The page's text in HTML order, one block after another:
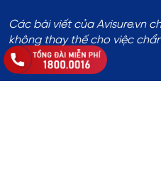
Các bài viết của Avisure.vn
không thay thế cho việc